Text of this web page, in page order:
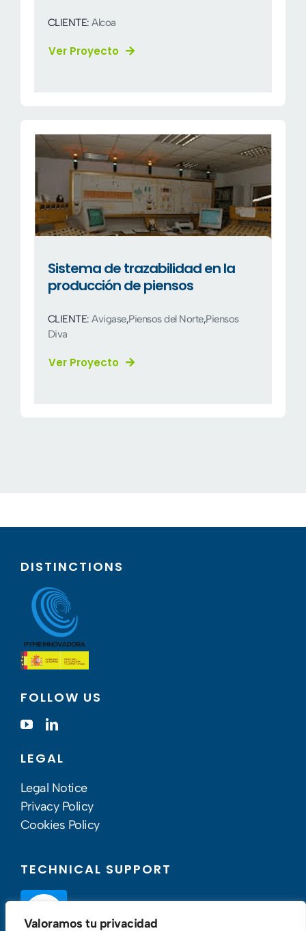
Valoramos tu privacidad
CLIENTE:Alcoa
Ver Proyecto
Sistema de trazabilidad en la
producción de piensos
CLIENTE:Avigase,Piensos del Norte,Piensos
Diva
Ver Proyecto
DISTINCTIONS
FOLLOW US
LEGAL
Legal Notice
Privacy Policy
Cookies Policy
TECHNICAL SUPPORT